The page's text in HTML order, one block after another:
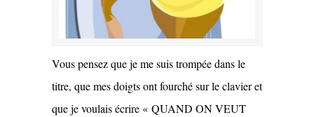
Vous pensez que je me suis trompée dans le
titre, que mes doigts ont fourché sur le clavier et
que je voulais écrire « QUAND ON VEUT